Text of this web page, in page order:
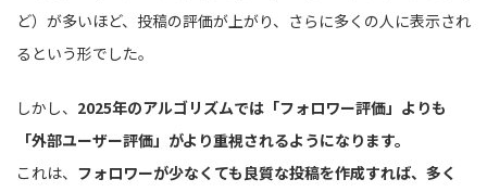
ど）が多いほど、投稿の評価が上がり、さらに多くの人に表示され
るという形でした。
しかし、 2025年のアルゴリズムでは「フォロワー評価」よりも
「外部ユーザー評価」がより重視されるようになります。
これは、 フォロワーが少なくても良質な投稿を作成すれば、多く